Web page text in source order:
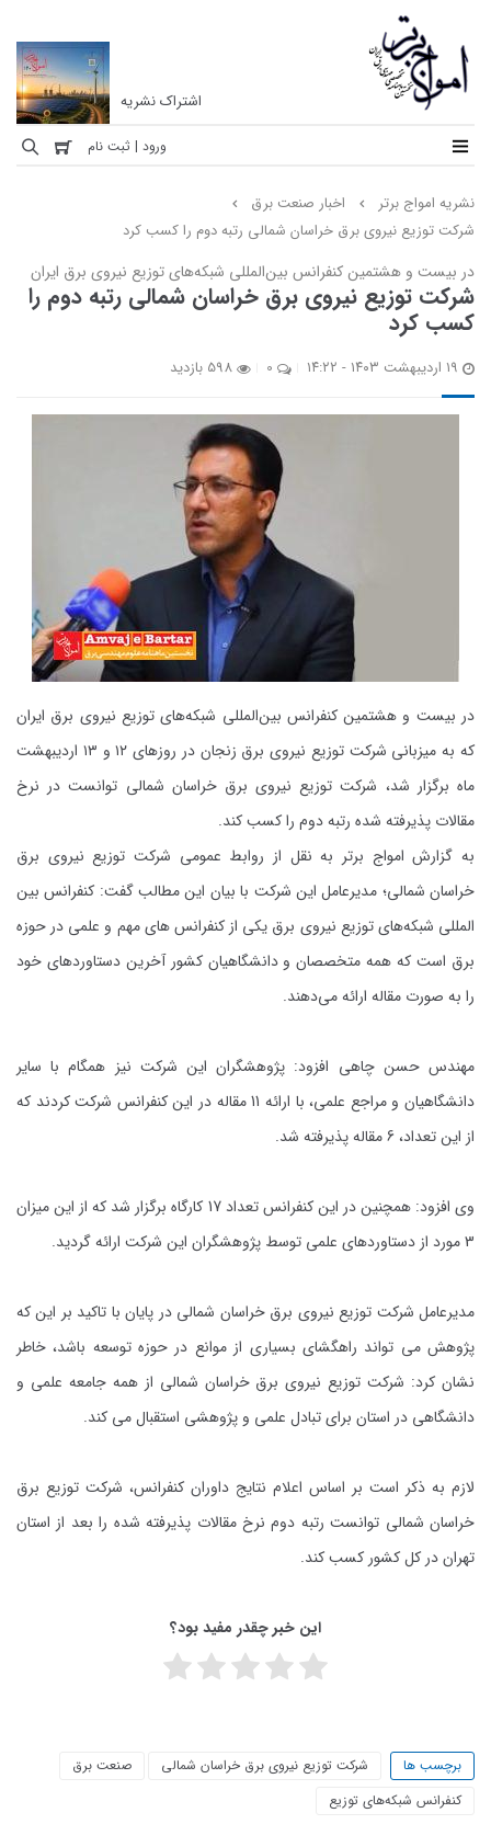
نشریه
برتر
ماهنامه
تخصصی
مهندسی
برق
اشتراک نشریه
ورود | ثبت نام
نشریه امواج برتر
اخبار صنعت برق
شرکت توزیع نیروی برق خراسان شمالی رتبه دوم را کسب کرد
در بیست و هشتمین کنفرانس بین‌المللی شبکه‌های توزیع نیروی برق ایران
شرکت توزیع نیروی برق خراسان شمالی رتبه دوم را
کسب کرد
0
در بیست و هشتمین کنفرانس بین‌المللی شبکه‌های توزیع نیروی برق ایران
که به میزبانی شرکت توزیع نیروی برق زنجان در روزهای ۱۲ و ۱۳ اردیبهشت
ماه برگزار شد، شرکت توزیع نیروی برق خراسان شمالی توانست در نرخ
مقالات پذیرفته شده رتبه دوم را کسب کند.
به گزارشامواج برتر به نقل از روابط عمومی شرکت توزیع نیروی برق
خراسان شمالی؛ مدیرعامل این شرکت با بیان این مطالب گفت: کنفرانس بین
المللی شبکه‌های توزیع نیروی برق یکی از کنفرانس های مهم و علمی در حوزه
برق است که همه متخصصان و دانشگاهیان کشور آخرین دستاوردهای خود
را به صورت مقاله ارائه می‌دهند.
مهندس حسن چاهی افزود: پژوهشگران این شرکت نیز همگام با سایر
دانشگاهیان و مراجع علمی، با ارائه 11 مقاله در این کنفرانس شرکت کردند که
از این تعداد، 6 مقاله پذیرفته شد.
وی افزود: همچنین در این کنفرانس تعداد 17 کارگاه برگزار شد که از این میزان
3 مورد از دستاوردهای علمی توسط پژوهشگران این شرکت ارائه گردید.
مدیرعامل شرکت توزیع نیروی برق خراسان شمالی در پایان با تاکید بر این که
پژوهش می تواند راهگشای بسیاری از موانع در حوزه توسعه باشد، خاطر
نشان کرد: شرکت توزیع نیروی برق خراسان شمالی از همه جامعه علمی و
دانشگاهی در استان برای تبادل علمی و پژوهشی استقبال می کند.
لازم به ذکر است بر اساس اعلام نتایج داوران کنفرانس، شرکت توزیع برق
خراسان شمالی توانست رتبه دوم نرخ مقالات پذیرفته شده را بعد از استان
تهران در کل کشور کسب کند.
این خبر چقدر مفید بود؟
برچسب ها شرکت توزیع نیروی برق خراسان شمالی
صنعت برق
کنفرانس شبکه‌های توزیع